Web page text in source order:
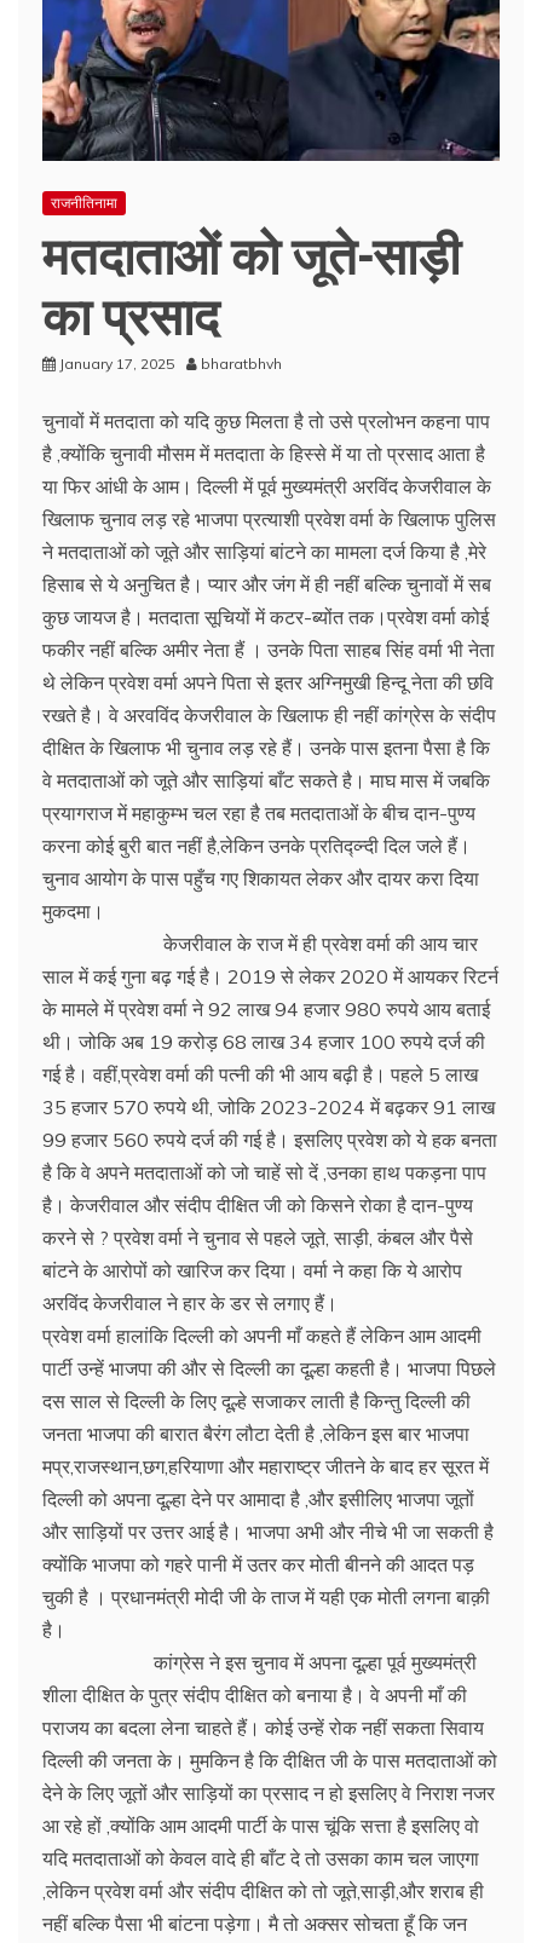
राजनीतिनामा
मतदाताओं को जूते-साड़ी
का प्रसाद
January 17, 2025 bharatbhvh
चुनावों में मतदाता को यदि कुछ मिलता है तो उसे प्रलोभन कहना पाप
है ,क्योंकि चुनावी मौसम में मतदाता के हिस्से में या तो प्रसाद आता है
या फिर आंधी के आम। दिल्ली में पूर्व मुख्यमंत्री अरविंद केजरीवाल के
खिलाफ चुनाव लड़ रहे भाजपा प्रत्याशी प्रवेश वर्मा के खिलाफ पुलिस
ने मतदाताओं को जूते और साड़ियां बांटने का मामला दर्ज किया है ,मेरे
हिसाब से ये अनुचित है। प्यार और जंग में ही नहीं बल्कि चुनावों में सब
कुछ जायज है। मतदाता सूचियों में कटर-ब्योंत तक।प्रवेश वर्मा कोई
फकीर नहीं बल्कि अमीर नेता हैं । उनके पिता साहब सिंह वर्मा भी नेता
थे लेकिन प्रवेश वर्मा अपने पिता से इतर अग्निमुखी हिन्दू नेता की छवि
रखते है। वे अरवविंद केजरीवाल के खिलाफ ही नहीं कांग्रेस के संदीप
दीक्षित के खिलाफ भी चुनाव लड़ रहे हैं। उनके पास इतना पैसा है कि
वे मतदाताओं को जूते और साड़ियां बाँट सकते है। माघ मास में जबकि
प्रयागराज में महाकुम्भ चल रहा है तब मतदाताओं के बीच दान-पुण्य
करना कोई बुरी बात नहीं है,लेकिन उनके प्रतिद्व्न्दी दिल जले हैं।
चुनाव आयोग के पास पहुँच गए शिकायत लेकर और दायर करा दिया
मुकदमा।
केजरीवाल के राज में ही प्रवेश वर्मा की आय चार
साल में कई गुना बढ़ गई है। 2019 से लेकर 2020 में आयकर रिटर्न
के मामले में प्रवेश वर्मा ने 92 लाख 94 हजार 980 रुपये आय बताई
थी। जोकि अब 19 करोड़ 68 लाख 34 हजार 100 रुपये दर्ज की
गई है। वहीं,प्रवेश वर्मा की पत्नी की भी आय बढ़ी है। पहले 5 लाख
35 हजार 570 रुपये थी, जोकि 2023-2024 में बढ़कर 91 लाख
99 हजार 560 रुपये दर्ज की गई है। इसलिए प्रवेश को ये हक बनता
है कि वे अपने मतदाताओं को जो चाहें सो दें ,उनका हाथ पकड़ना पाप
है। केजरीवाल और संदीप दीक्षित जी को किसने रोका है दान-पुण्य
करने से ? प्रवेश वर्मा ने चुनाव से पहले जूते, साड़ी, कंबल और पैसे
बांटने के आरोपों को खारिज कर दिया। वर्मा ने कहा कि ये आरोप
अरविंद केजरीवाल ने हार के डर से लगाए हैं।
प्रवेश वर्मा हालांकि दिल्ली को अपनी माँ कहते हैं लेकिन आम आदमी
पार्टी उन्हें भाजपा की और से दिल्ली का दूल्हा कहती है। भाजपा पिछले
दस साल से दिल्ली के लिए दूल्हे सजाकर लाती है किन्तु दिल्ली की
जनता भाजपा की बारात बैरंग लौटा देती है ,लेकिन इस बार भाजपा
मप्र,राजस्थान,छग,हरियाणा और महाराष्ट्र जीतने के बाद हर सूरत में
दिल्ली को अपना दूल्हा देने पर आमादा है ,और इसीलिए भाजपा जूतों
और साड़ियों पर उत्तर आई है। भाजपा अभी और नीचे भी जा सकती है
क्योंकि भाजपा को गहरे पानी में उतर कर मोती बीनने की आदत पड़
चुकी है । प्रधानमंत्री मोदी जी के ताज में यही एक मोती लगना बाक़ी
है।
कांग्रेस ने इस चुनाव में अपना दूल्हा पूर्व मुख्यमंत्री
शीला दीक्षित के पुत्र संदीप दीक्षित को बनाया है। वे अपनी माँ की
पराजय का बदला लेना चाहते हैं। कोई उन्हें रोक नहीं सकता सिवाय
दिल्ली की जनता के। मुमकिन है कि दीक्षित जी के पास मतदाताओं को
देने के लिए जूतों और साड़ियों का प्रसाद न हो इसलिए वे निराश नजर
आ रहे हों ,क्योंकि आम आदमी पार्टी के पास चूंकि सत्ता है इसलिए वो
यदि मतदाताओं को केवल वादे ही बाँट दे तो उसका काम चल जाएगा
,लेकिन प्रवेश वर्मा और संदीप दीक्षित को तो जूते,साड़ी,और शराब ही
नहीं बल्कि पैसा भी बांटना पड़ेगा। मै तो अक्सर सोचता हूँ कि जन